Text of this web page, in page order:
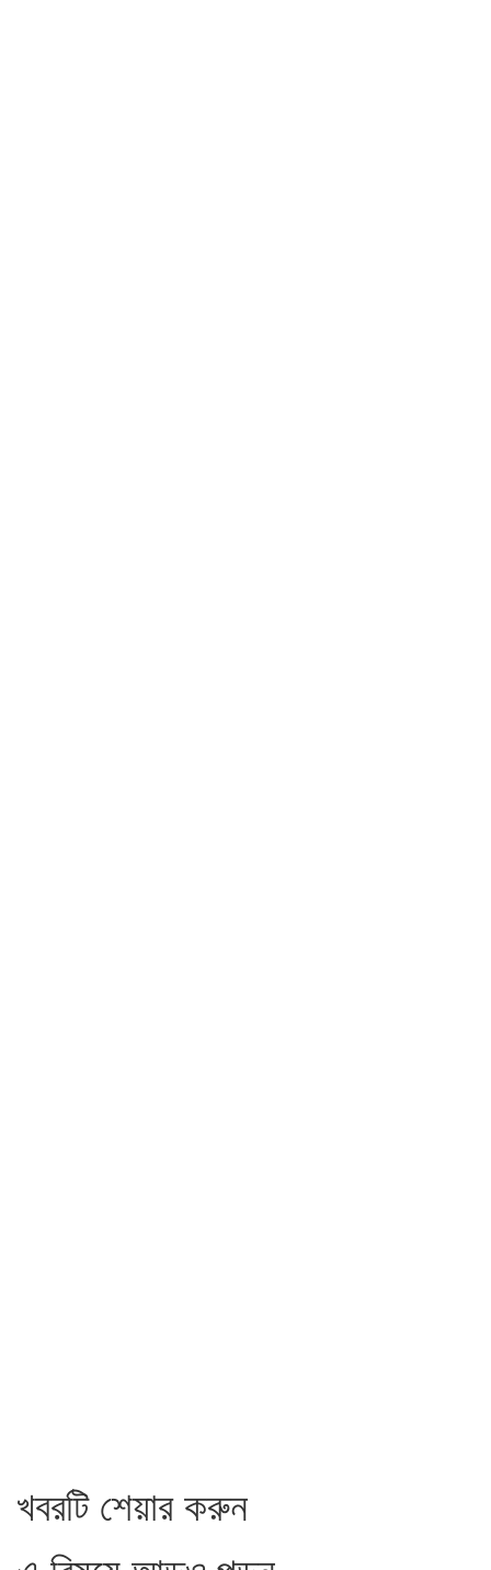
খবরটি শেয়ার করুন